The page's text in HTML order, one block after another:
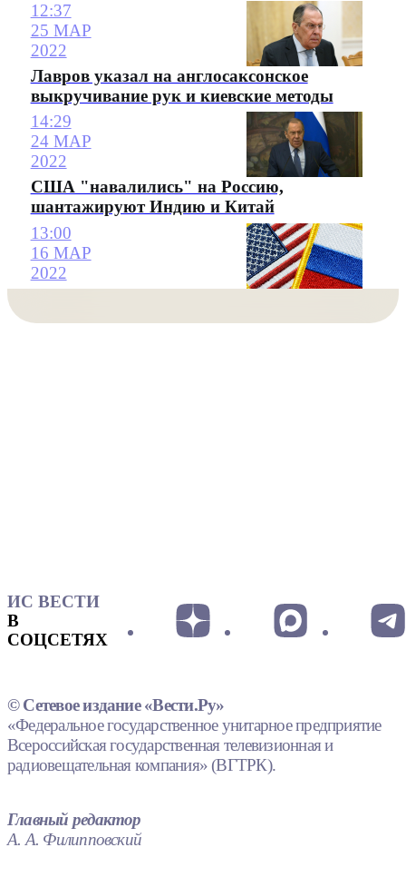
12:37
25 МАР
2022
Лавров указал на англосаксонское
выкручивание рук и киевские методы
14:29
24 МАР
2022
США "навалились" на Россию,
шантажируют Индию и Китай
13:00
16 МАР
2022
ИС ВЕСТИ
В
СОЦСЕТЯХ
© Сетевое издание «Вести.Ру»
«Федеральное государственное унитарное предприятие
Всероссийская государственная телевизионная и
радиовещательная компания» (ВГТРК).
Главный редактор
А. А. Филипповский